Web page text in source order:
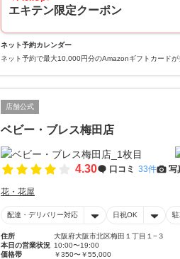
エキテン限定クーポン
ネット予約カレンダー
ネット予約で最大10,000円分のAmazonギフトカードが
店舗公式
ベビー・ブレス梅田店
4.30 口コミ 33件 写
花・花屋
配達・デリバリー対応 日祝OK
住所
大阪府大阪市北区梅田１丁目１−３
本日の営業状況 10:00〜19:00
価格帯
￥350〜￥55,000